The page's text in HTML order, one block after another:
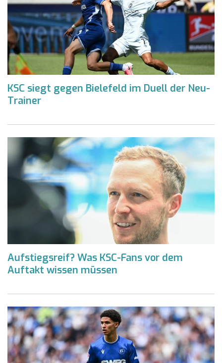
KSC siegt gegen Bielefeld im Duell der Neu-
Trainer
Aufstiegsreif? Was KSC-Fans vor dem
Auftakt wissen müssen